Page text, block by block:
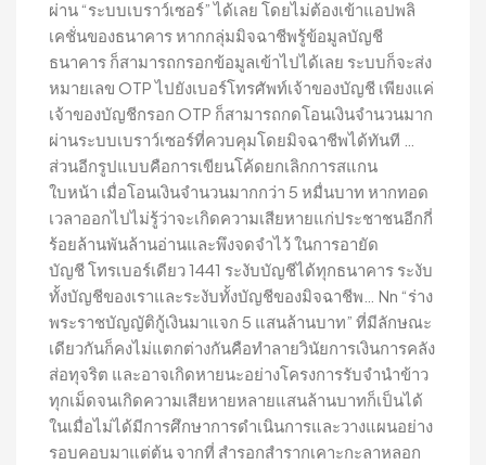
ผ่าน “ระบบเบราว์เซอร์” ได้เลย โดยไม่ต้องเข้าแอปพลิ
เคชั่นของธนาคาร หากกลุ่มมิจฉาชีพรู้ข้อมูลบัญชี
ธนาคาร ก็สามารถกรอกข้อมูลเข้าไปได้เลย ระบบก็จะส่ง
หมายเลข OTP ไปยังเบอร์โทรศัพท์เจ้าของบัญชี เพียงแค่
เจ้าของบัญชีกรอก OTP ก็สามารถกดโอนเงินจำนวนมาก
ผ่านระบบเบราว์เซอร์ที่ควบคุมโดยมิจฉาชีพได้ทันที …
ส่วนอีกรูปแบบคือการเขียนโค้ดยกเลิกการสแกน
ใบหน้า เมื่อโอนเงินจำนวนมากกว่า 5 หมื่นบาท หากทอด
เวลาออกไปไม่รู้ว่าจะเกิดความเสียหายแก่ประชาชนอีกกี่
ร้อยล้านพันล้านอ่านและพึงจดจำไว้ ในการอายัด
บัญชี โทรเบอร์เดียว 1441 ระงับบัญชีได้ทุกธนาคาร ระงับ
ทั้งบัญชีของเราและระงับทั้งบัญชีของมิจฉาชีพ… Nn “ร่าง
พระราชบัญญัติกู้เงินมาแจก 5 แสนล้านบาท” ที่มีลักษณะ
เดียวกันก็คงไม่แตกต่างกันคือทำลายวินัยการเงินการคลัง
ส่อทุจริต และอาจเกิดหายนะอย่างโครงการรับจำนำข้าว
ทุกเม็ดจนเกิดความเสียหายหลายแสนล้านบาทก็เป็นได้
ในเมื่อไม่ได้มีการศึกษาการดำเนินการและวางแผนอย่าง
รอบคอบมาแต่ต้น จากที่ สำรอกสำรากเคาะกะลาหลอก